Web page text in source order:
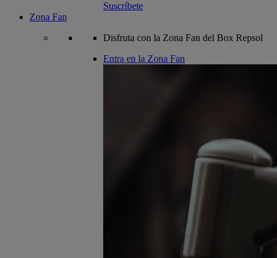
Suscríbete
Zona Fan
Disfruta con la Zona Fan del Box Repsol
Entra en la Zona Fan